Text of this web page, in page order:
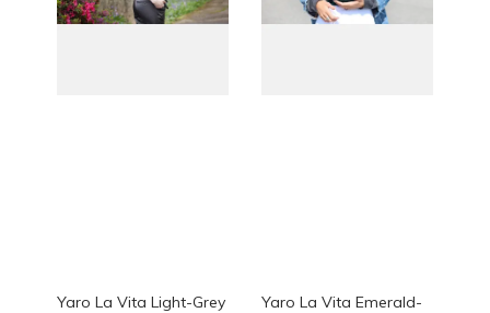
Yaro La Vita Light-Grey
Yaro La Vita Emerald-